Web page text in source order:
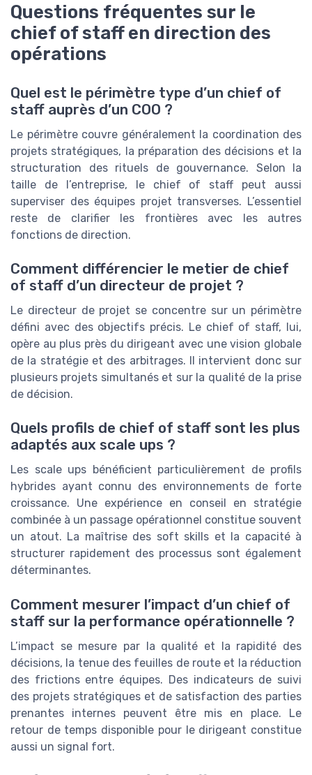
Questions fréquentes sur le
chief of staff en direction des
opérations
Quel est le périmètre type d’un chief of
staff auprès d’un COO ?
Le périmètre couvre généralement la coordination des
projets stratégiques, la préparation des décisions et la
structuration des rituels de gouvernance. Selon la
taille de l’entreprise, le chief of staff peut aussi
superviser des équipes projet transverses. L’essentiel
reste de clarifier les frontières avec les autres
fonctions de direction.
Comment différencier le metier de chief
of staff d’un directeur de projet ?
Le directeur de projet se concentre sur un périmètre
défini avec des objectifs précis. Le chief of staff, lui,
opère au plus près du dirigeant avec une vision globale
de la stratégie et des arbitrages. Il intervient donc sur
plusieurs projets simultanés et sur la qualité de la prise
de décision.
Quels profils de chief of staff sont les plus
adaptés aux scale ups ?
Les scale ups bénéficient particulièrement de profils
hybrides ayant connu des environnements de forte
croissance. Une expérience en conseil en stratégie
combinée à un passage opérationnel constitue souvent
un atout. La maîtrise des soft skills et la capacité à
structurer rapidement des processus sont également
déterminantes.
Comment mesurer l’impact d’un chief of
staff sur la performance opérationnelle ?
L’impact se mesure par la qualité et la rapidité des
décisions, la tenue des feuilles de route et la réduction
des frictions entre équipes. Des indicateurs de suivi
des projets stratégiques et de satisfaction des parties
prenantes internes peuvent être mis en place. Le
retour de temps disponible pour le dirigeant constitue
aussi un signal fort.